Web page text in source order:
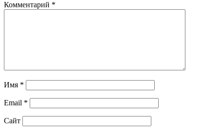
Комментарий *
Имя *
Email *
Сайт